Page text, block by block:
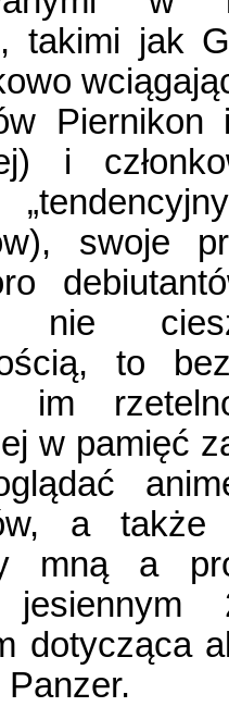
takimi jak
i
swoje
nie
to
im
w pamięć
a także
mną a
jesiennym
dotycząca